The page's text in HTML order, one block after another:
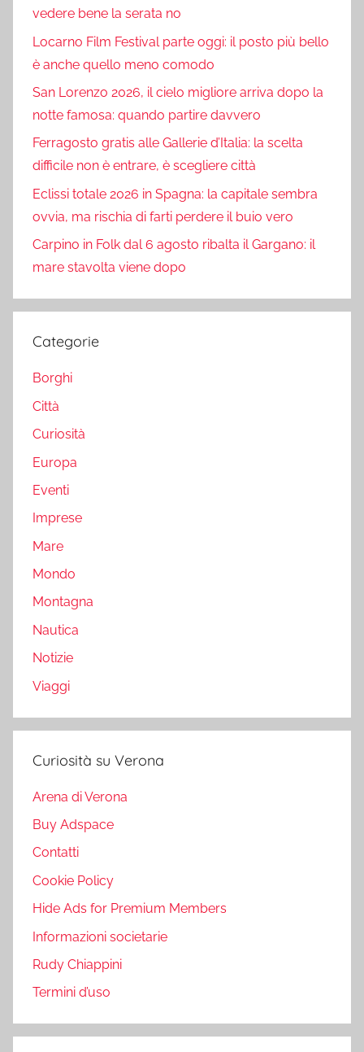
vedere bene la serata no
Locarno Film Festival parte oggi: il posto più bello
è anche quello meno comodo
San Lorenzo 2026, il cielo migliore arriva dopo la
notte famosa: quando partire davvero
Ferragosto gratis alle Gallerie d’Italia: la scelta
difficile non è entrare, è scegliere città
Eclissi totale 2026 in Spagna: la capitale sembra
ovvia, ma rischia di farti perdere il buio vero
Carpino in Folk dal 6 agosto ribalta il Gargano: il
mare stavolta viene dopo
Categorie
Borghi
Città
Curiosità
Europa
Eventi
Imprese
Mare
Mondo
Montagna
Nautica
Notizie
Viaggi
Curiosità su Verona
Arena di Verona
Buy Adspace
Contatti
Cookie Policy
Hide Ads for Premium Members
Informazioni societarie
Rudy Chiappini
Termini d’uso